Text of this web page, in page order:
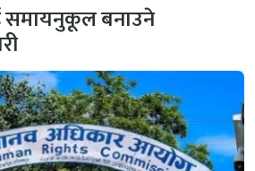
समायनुकूल बनाउने